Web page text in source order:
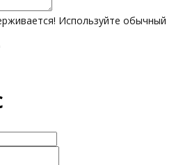
Используйте обычный